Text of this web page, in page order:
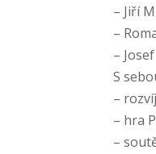
– Jiří
–
–
S
–
– hra
–